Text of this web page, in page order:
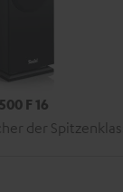
F 16
der